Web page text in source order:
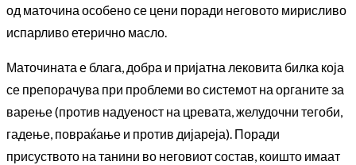
од маточина особено се цени поради неговото мирисливо
испарливо етерично масло.
Маточината е блага, добра и пријатна лековита билка која
се препорачува при проблеми во системот на органите за
варење (против надуеност на цревата, желудочни тегоби,
гадење, повраќање и против дијареја). Поради
присуството на танини во неговиот состав, коишто имаат